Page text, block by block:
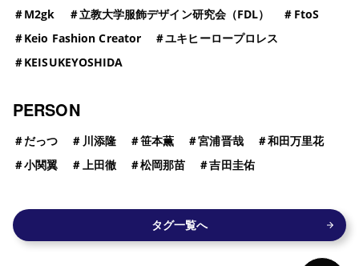
＃M2gk ＃立教大学服飾デザイン研究会（FDL） ＃ FtoS
＃Keio Fashion Creator ＃ユキヒーロープロレス
＃KEISUKEYOSHIDA
PERSON
＃だっつ ＃ 川添隆 ＃笹本薫 ＃宮浦晋哉 ＃和田万里花
＃小関翼 ＃上田徹 ＃松岡那苗 ＃吉田圭佑
タグ一覧へ